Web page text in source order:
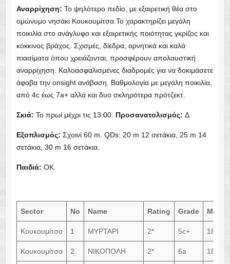
Αναρρίχηση:
Σκιά: Προσανατολισμός:
Εξοπλισμός:
Παιδιά:
Sector No Name Rating Grade Meters
Κουκουμίτσα 1 ΜΥΡΤΑΡΙ 2* 5c+ 18m
Κουκουμίτσα 2 ΝΙΚΟΠΟΛΗ 2* 6a 18m